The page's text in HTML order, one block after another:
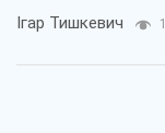
Ігар Тишкевич